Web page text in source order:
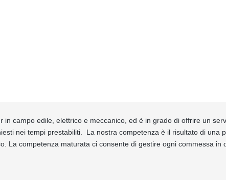
campo edile, elettrico e meccanico, ed è in grado di offrire un
nei tempi prestabiliti. La nostra competenza è il risultato di una
La competenza maturata ci consente di gestire ogni commessa in